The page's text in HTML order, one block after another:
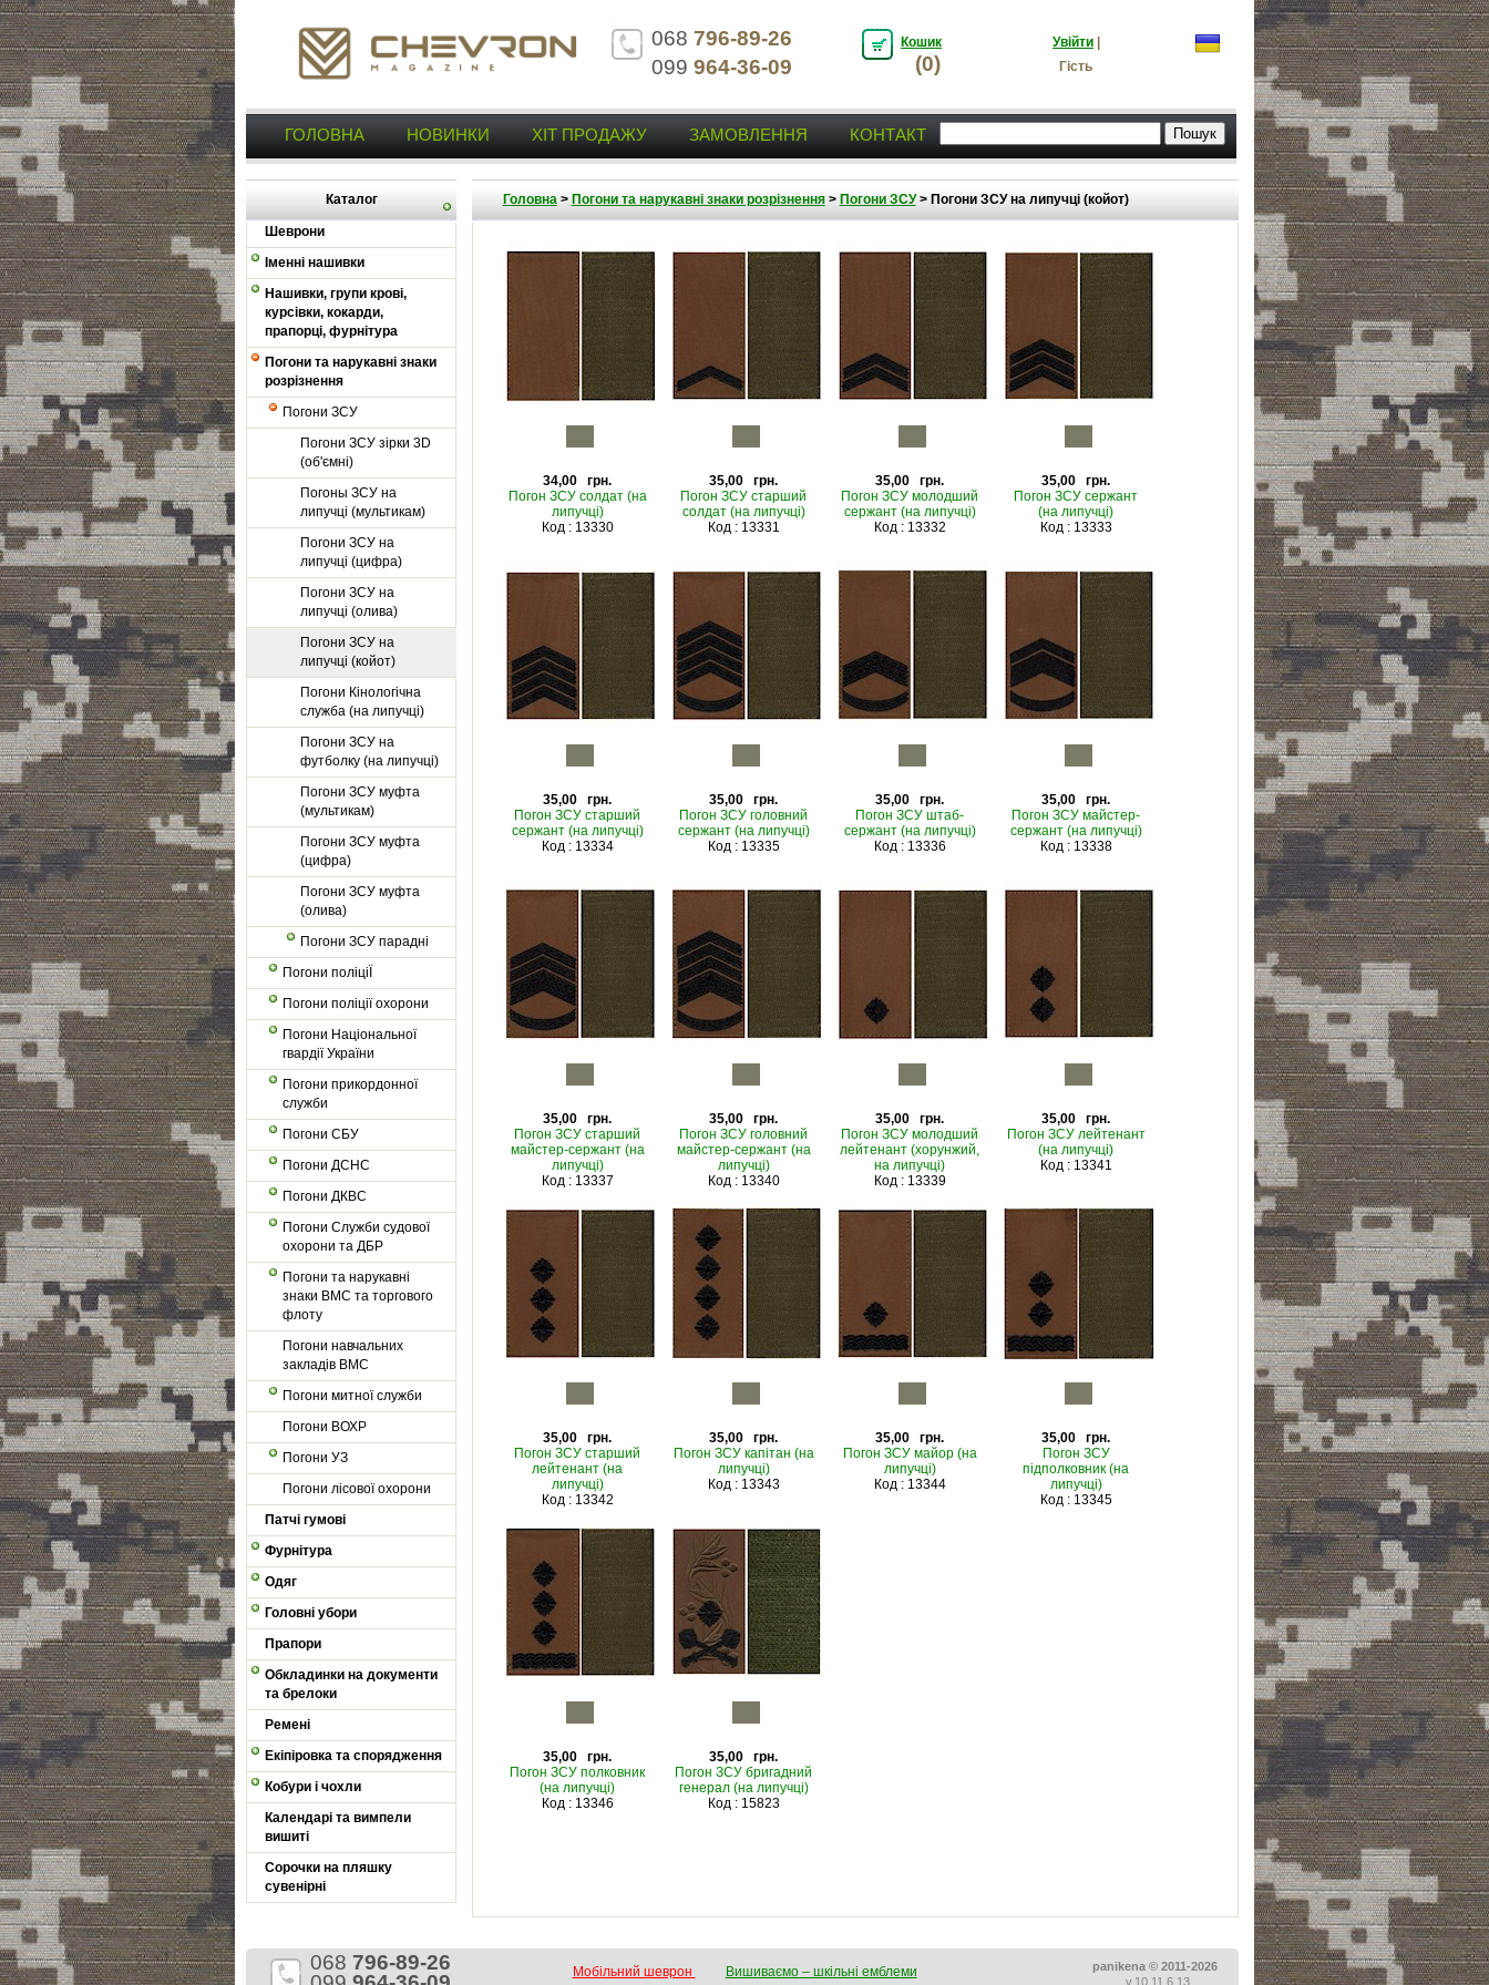
068 796-89-26
099 964-36-09
Кошик
(0)
Увійти
Гість
ГОЛОВНА НОВИНКИ ХІТ ПРОДАЖУ ЗАМОВЛЕННЯ КОНТАКТ
Каталог
Шеврони
Іменні нашивки
Нашивки, групи крові,
курсівки, кокарди,
прапорці, фурнітура
Погони та нарукавні знаки
розрізнення
Погони ЗСУ
Погони ЗСУ зірки 3D
(об'ємні)
Погоны ЗСУ на
липучці (мультикам)
Погони ЗСУ на
липучці (цифра)
Погони ЗСУ на
липучці (олива)
Погони ЗСУ на
липучці (койот)
Погони Кінологічна
служба (на липучці)
Погони ЗСУ на
футболку (на липучці)
Погони ЗСУ муфта
(мультикам)
Погони ЗСУ муфта
(цифра)
Погони ЗСУ муфта
(олива)
Погони ЗСУ парадні
Погони поліціЇ
Погони поліції охорони
Погони Національної
гвардії України
Погони прикордонної
служби
Погони СБУ
Погони ДСНС
Погони ДКВС
Погони Служби судової
охорони та ДБР
Погони та нарукавні
знаки ВМС та торгового
флоту
Погони навчальних
закладів ВМС
Погони митної служби
Погони ВОХР
Погони УЗ
Погони лісової охорони
Патчі гумові
Фурнітура
Одяг
Головні убори
Прапори
Обкладинки на документи
та брелоки
Ремені
Екіпіровка та спорядження
Кобури і чохли
Календарі та вимпели
вишиті
Сорочки на пляшку
сувенірні
Головна> Погони та нарукавні знаки розрізнення> Погони ЗСУ> Погони ЗСУ на липучці (койот)
34,00 грн.
Погон ЗСУ солдат (на
липучці)
Код : 13330
35,00 грн.
Погон ЗСУ старший
солдат (на липучці)
Код : 13331
35,00 грн.
Погон ЗСУ молодший
сержант (на липучці)
Код : 13332
35,00 грн.
Погон ЗСУ сержант
(на липучці)
Код : 13333
35,00 грн.
Погон ЗСУ старший
сержант (на липучці)
Код : 13334
35,00 грн.
Погон ЗСУ головний
сержант (на липучці)
Код : 13335
35,00 грн.
Погон ЗСУ штаб-
сержант (на липучці)
Код : 13336
35,00 грн.
Погон ЗСУ майстер-
сержант (на липучці)
Код : 13338
35,00 грн.
Погон ЗСУ старший
майстер-сержант (на
липучці)
Код : 13337
35,00 грн.
Погон ЗСУ головний
майстер-сержант (на
липучці)
Код : 13340
35,00 грн.
Погон ЗСУ молодший
лейтенант (хорунжий,
на липучці)
Код : 13339
35,00 грн.
Погон ЗСУ лейтенант
(на липучці)
Код : 13341
35,00 грн.
Погон ЗСУ старший
лейтенант (на
липучці)
Код : 13342
35,00 грн.
Погон ЗСУ капітан (на
липучці)
Код : 13343
35,00 грн.
Погон ЗСУ майор (на
липучці)
Код : 13344
35,00 грн.
Погон ЗСУ
підполковник (на
липучці)
Код : 13345
35,00 грн.
Погон ЗСУ полковник
(на липучці)
Код : 13346
35,00 грн.
Погон ЗСУ бригадний
генерал (на липучці)
Код : 15823
068 796-89-26
Мобільний шеврон Вишиваємо – шкільні емблеми
panikena © 2011-2026
v.10.11.6.13